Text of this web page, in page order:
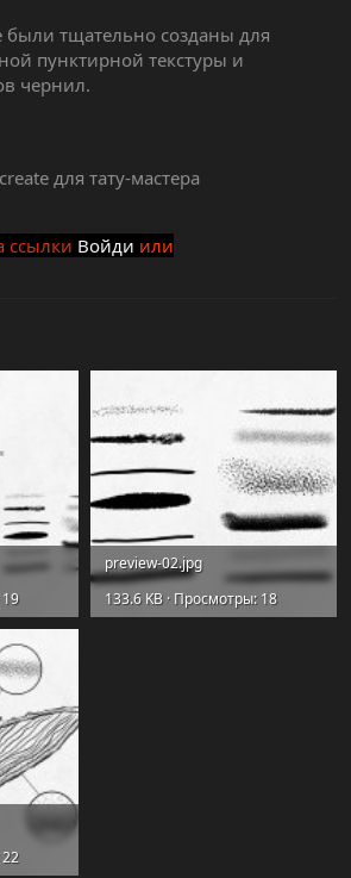
были тщательно созданы для
пунктирной текстуры и
чернил.
для тату-мастера
ссылки Войди или
preview-02.jpg
133.6 KB · Просмотры: 18